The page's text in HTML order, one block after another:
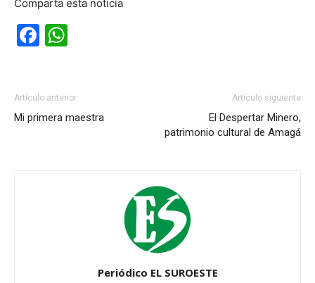
Comparta esta noticia
Facebook
Artículo anterior
Mi primera maestra
Artículo siguiente
El Despertar Minero,
patrimonio cultural de Amagá
Periódico EL SUROESTE